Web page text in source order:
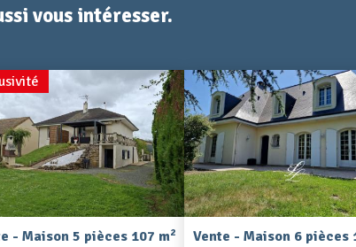
vous intéresser.
- Maison 5 pièces 107 m2 Vente - Maison 6 pièces